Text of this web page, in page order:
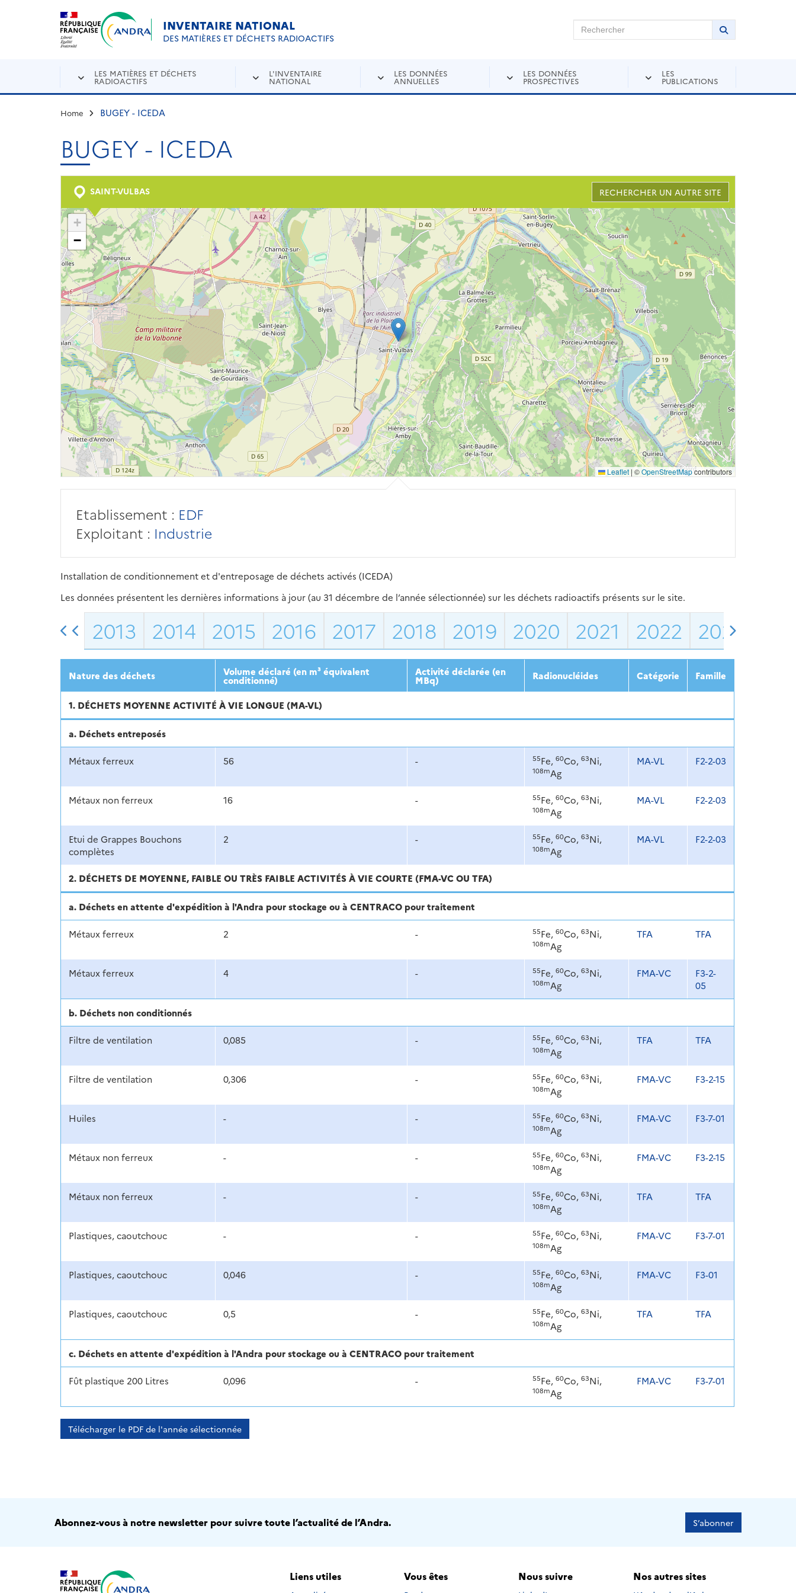
Aller au contenu principal
INVENTAIRE NATIONAL
DES MATIÈRES ET DÉCHETS RADIOACTIFS
Rechercher sur Andra Inventaire Rechercher
Lancer la
LES MATIÈRES ET DÉCHETS
RADIOACTIFS
L'INVENTAIRE
NATIONAL
LES DONNÉES
ANNUELLES
LES DONNÉES
PROSPECTIVES
LES
PUBLICATIONS
Home BUGEY - ICEDA
BUGEY - ICEDA
SAINT-VULBAS RECHERCHER UN AUTRE SITE
+
−
Leaflet | ©OpenStreetMapcontributors
Etablissement : EDF
Exploitant : Industrie
Installation de conditionnement et d'entreposage de déchets activés (ICEDA)
Les données présentent les dernières informations à jour (au 31 décembre de l’année sélectionnée) sur les déchets radioactifs présents sur le site.
2013 2014 2015 2016 2017 2018 2019 2020 2021 2022 2023
Nature des déchets Volume déclaré (en m³ équivalent
conditionné)
Activité déclarée (en
MBq) Radionucléides Catégorie Famille
1. DÉCHETS MOYENNE ACTIVITÉ À VIE LONGUE (MA-VL)
a. Déchets entreposés
Métaux ferreux 56 - 55Fe, 60Co, 63Ni,
108mAg
MA-VL F2-2-03
Métaux non ferreux 16 - 55Fe, 60Co, 63Ni,
108mAg
MA-VL F2-2-03
Etui de Grappes Bouchons
complètes
2 - 55Fe, 60Co, 63Ni,
108mAg
MA-VL F2-2-03
2. DÉCHETS DE MOYENNE, FAIBLE OU TRÈS FAIBLE ACTIVITÉS À VIE COURTE (FMA-VC OU TFA)
a. Déchets en attente d'expédition à l'Andra pour stockage ou à CENTRACO pour traitement
Métaux ferreux 2 - 55Fe, 60Co, 63Ni,
108mAg
TFA TFA
Métaux ferreux 4 - 55Fe, 60Co, 63Ni,
108mAg
FMA-VC
F3-2-
05
b. Déchets non conditionnés
Filtre de ventilation 0,085 - 55Fe, 60Co, 63Ni,
108mAg
TFA TFA
Filtre de ventilation 0,306 - 55Fe, 60Co, 63Ni,
108mAg
FMA-VC F3-2-15
Huiles - - 55Fe, 60Co, 63Ni,
108mAg
FMA-VC F3-7-01
Métaux non ferreux - - 55Fe, 60Co, 63Ni,
108mAg
FMA-VC F3-2-15
Métaux non ferreux - - 55Fe, 60Co, 63Ni,
108mAg
TFA TFA
Plastiques, caoutchouc - - 55Fe, 60Co, 63Ni,
108mAg
FMA-VC F3-7-01
Plastiques, caoutchouc 0,046 - 55Fe, 60Co, 63Ni,
108mAg
FMA-VC F3-01
Plastiques, caoutchouc 0,5 - 55Fe, 60Co, 63Ni,
108mAg
TFA TFA
c. Déchets en attente d'expédition à l'Andra pour stockage ou à CENTRACO pour traitement
Fût plastique 200 Litres 0,096 - 55Fe, 60Co, 63Ni,
108mAg
FMA-VC F3-7-01
Télécharger le PDF de l'année sélectionnée
Abonnez-vous à notre newsletter pour suivre toute l’actualité de l’Andra. S’abonner
Liens utiles Vous êtes Nous suivre Nos autres sites